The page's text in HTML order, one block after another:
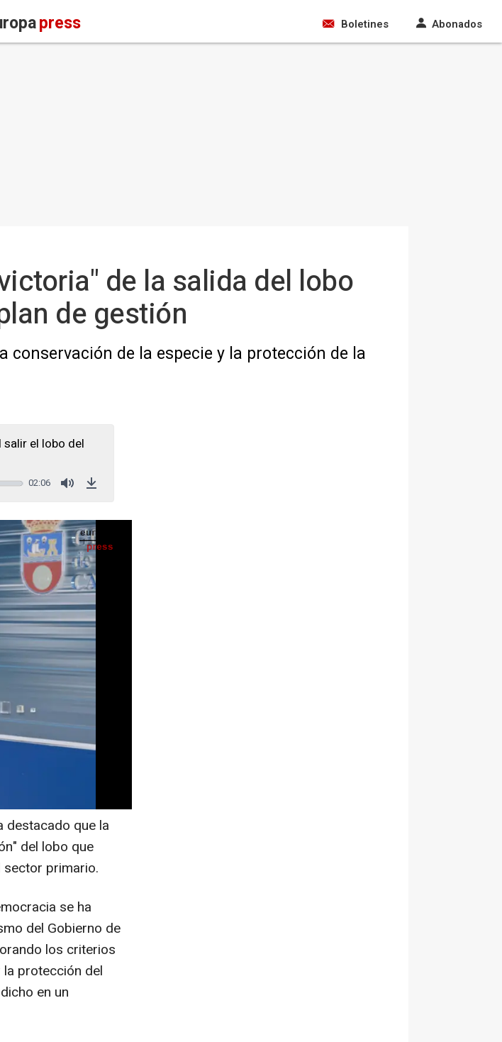
press Boletines Abonados
de la salida del lobo
de gestión
de la especie y la protección de la
salir el lobo del
02:06
en el Gobierno - GOBIERNO - Archivo
compartir
valorado como
Listado de
aprobada este
que la comunidad
de 2021,
"equilibrio" entre
destacado que la
del lobo que
sector primario.
se ha
del Gobierno de
los criterios
protección del
en un